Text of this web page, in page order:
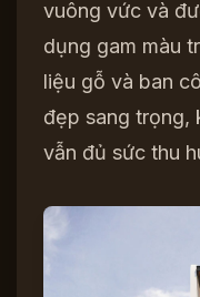
vuông vức và
dụng gam màu
liệu gỗ và ban
đẹp sang trọng,
vẫn đủ sức thu